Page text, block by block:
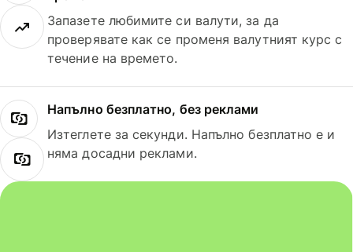
Запазете любимите си валути, за да
проверявате как се променя валутният курс с
течение на времето.
Напълно безплатно, без реклами
Изтеглете за секунди. Напълно безплатно е и
няма досадни реклами.